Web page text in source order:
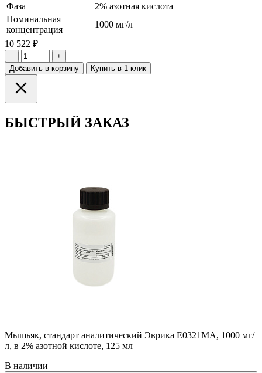
Фаза
2% азотная кислота
Номинальная
концентрация
1000 мг/л
10 522 ₽
−
+
Добавить в корзину
Купить в 1 клик
БЫСТРЫЙ ЗАКАЗ
Мышьяк, стандарт аналитический Эврика E0321MA, 1000 мг/
л, в 2% азотной кислоте, 125 мл
В наличии